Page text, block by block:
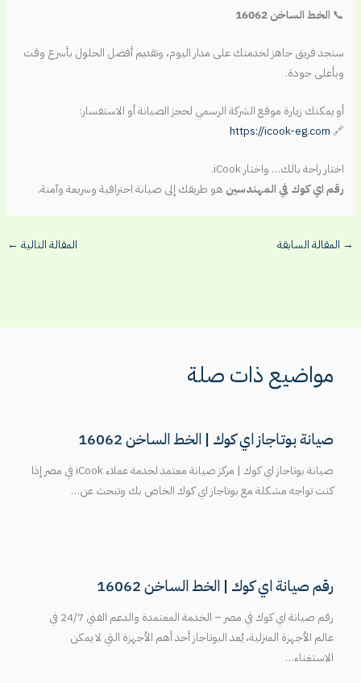
📞 الخط الساخن 16062
ستجد فريق جاهز لخدمتك على مدار اليوم، وتقديم أفضل الحلول بأسرع وقت
وبأعلى جودة.
أو يمكنك زيارة موقع الشركة الرسمي لحجز الصيانة أو الاستفسار:
🔗
https://icook-eg.com
اختار راحة بالك… واختار iCook.
رقم اي كوك في المهندسينهو طريقك إلى صيانة احترافية وسريعة وآمنة.
→ المقالة السابقة المقالة التالية ←
مواضيع ذات صلة
صيانة بوتاجاز اي كوك | الخط الساخن 16062
صيانة بوتاجاز اي كوك | مركز صيانة معتمد لخدمة عملاء iCook في مصر إذا
كنت تواجه مشكلة مع بوتاجاز اي كوك الخاص بك وتبحث عن…
رقم صيانة اي كوك | الخط الساخن 16062
رقم صيانة اي كوك في مصر – الخدمة المعتمدة والدعم الفني 24/7 في
عالم الأجهزة المنزلية، يُعد البوتاجاز أحد أهم الأجهزة التي لا يمكن
الاستغناء…